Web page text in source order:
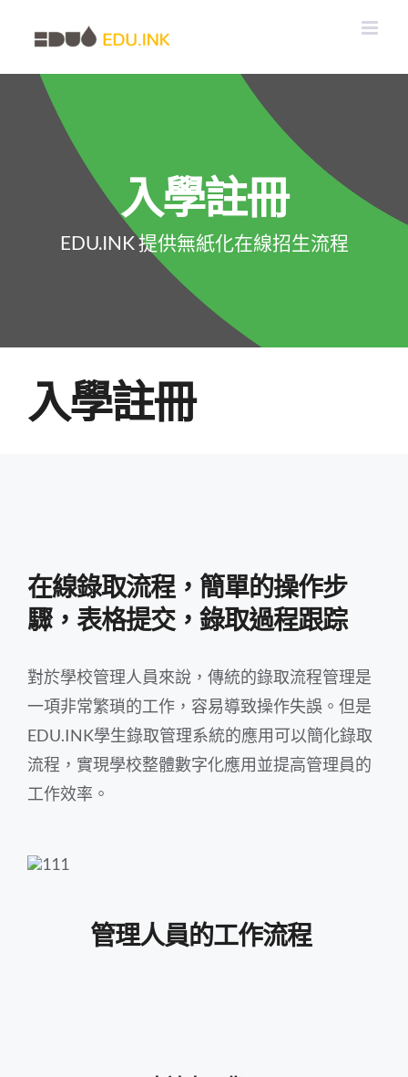
content
入學註冊
EDU.INK 提供無紙化在線招生流程
入學註冊
在線錄取流程，簡單的操作步
驟，表格提交，錄取過程跟踪
對於學校管理人員來說，傳統的錄取流程管理是
一項非常繁瑣的工作，容易導致操作失誤。但是
EDU.INK學生錄取管理系統的應用可以簡化錄取
流程，實現學校整體數字化應用並提高管理員的
工作效率。
管理人員的工作流程